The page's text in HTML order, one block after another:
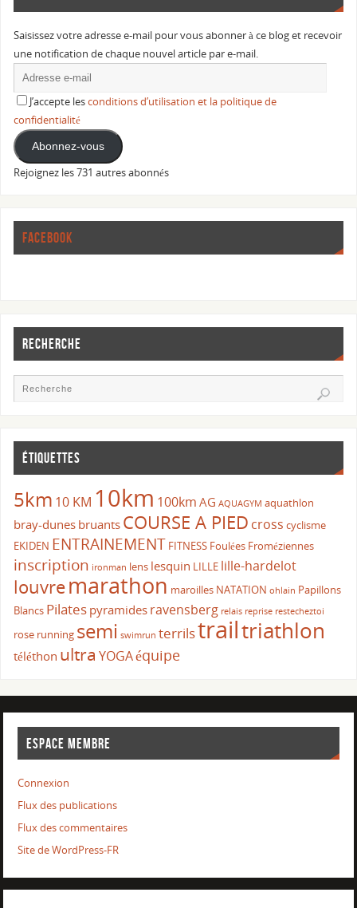
Saisissez votre adresse e-mail pour vous abonner à ce blog et recevoir
une notification de chaque nouvel article par e-mail.
J’accepte lesconditions d’utilisation et la politique de
confidentialité
Abonnez-vous
Rejoignez les 731 autres abonnés
FACEBOOK
RECHERCHE
ÉTIQUETTES
5km 10 KM 10km 100km AG AQUAGYM aquathlon
bray-dunes bruants COURSE A PIED cross cyclisme
EKIDEN ENTRAINEMENT FITNESS Foulées Froméziennes
inscription ironman lens lesquin LILLE lille-hardelot
louvremarathon maroilles NATATION ohlain Papillons
Blancs Pilates pyramides ravensberg relais reprise restecheztoi
rose running semi swimrun terrilstrailtriathlon
téléthon ultra YOGAéquipe
ESPACE MEMBRE
Connexion
Flux des publications
Flux des commentaires
Site de WordPress-FR